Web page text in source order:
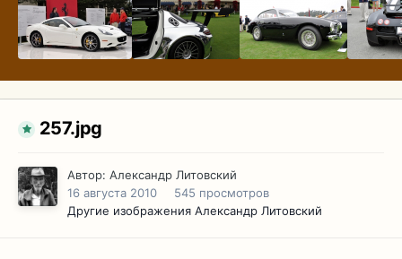
257.jpg
Автор: Александр Литовский
16 августа 2010
545 просмотров
Другие изображения Александр Литовский